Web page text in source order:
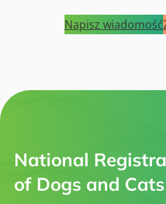
Napisz wiadomość
National
of Dogs and Cats